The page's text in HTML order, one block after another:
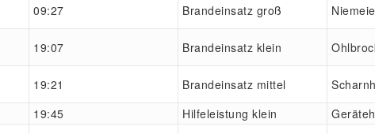
09:27 Brandeinsatz groß
19:07 Brandeinsatz klein
19:21 Brandeinsatz mittel
19:45 Hilfeleistung klein